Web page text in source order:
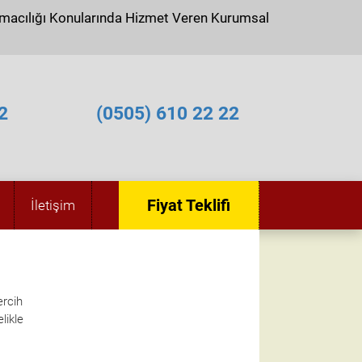
Konularında Hizmet Veren Kurumsal
(0505) 610 22 22
İletişim Fiyat Teklifi